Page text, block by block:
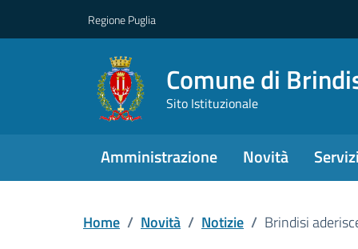
Regione Puglia
Comune di
Sito Istituzionale
Amministrazione Novità
Home / Novità / Notizie / Brindisi